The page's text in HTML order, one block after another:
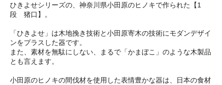
ひきよせシリーズの、神奈川県小田原のヒノキで作られた【1
段 猪口】。
「ひきよせ」は木地挽き技術と小田原寄木の技術にモダンデザイ
ンをプラスした器です。
また、素材を無駄にしない、まるで「かまぼこ」のような木製品
とも言えます。
小田原のヒノキの間伐材を使用した表情豊かな器は、日本の食材